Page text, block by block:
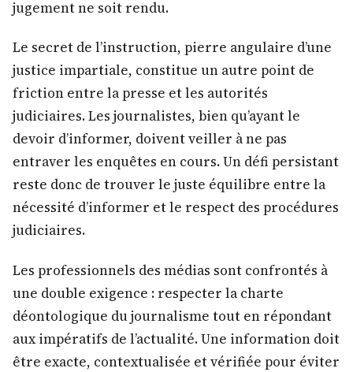
jugement ne soit rendu.
Le secret de l’instruction, pierre angulaire d’une
justice impartiale, constitue un autre point de
friction entre la presse et les autorités
judiciaires. Les journalistes, bien qu’ayant le
devoir d’informer, doivent veiller à ne pas
entraver les enquêtes en cours. Un défi persistant
reste donc de trouver le juste équilibre entre la
nécessité d’informer et le respect des procédures
judiciaires.
Les professionnels des médias sont confrontés à
une double exigence : respecter la charte
déontologique du journalisme tout en répondant
aux impératifs de l’actualité. Une information doit
être exacte, contextualisée et vérifiée pour éviter